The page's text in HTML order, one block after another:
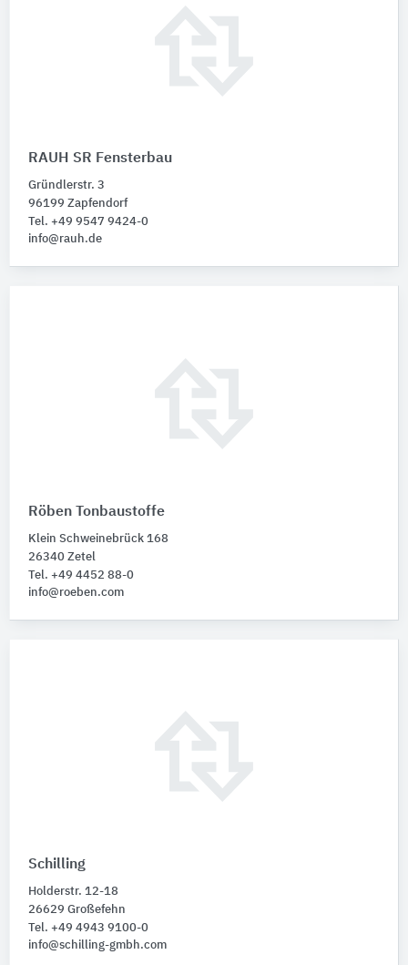
RAUH SR Fensterbau
Gründlerstr. 3
96199 Zapfendorf
Tel. +49 9547 9424-0
info@rauh.de
Röben Tonbaustoffe
Klein Schweinebrück 168
26340 Zetel
Tel. +49 4452 88-0
info@roeben.com
Schilling
Holderstr. 12-18
26629 Großefehn
Tel. +49 4943 9100-0
info@schilling-gmbh.com